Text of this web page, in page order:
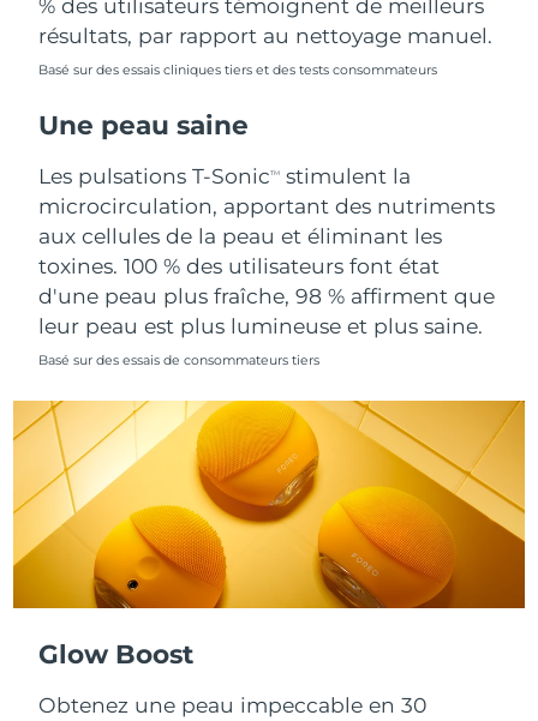
% des utilisateurs témoignent de meilleurs
résultats, par rapport au nettoyage manuel.
Basé sur des essais cliniques tiers et des tests consommateurs
Une peau saine
Les pulsations T-SonicTM
stimulent la
microcirculation, apportant des nutriments
aux cellules de la peau et éliminant les
toxines. 100 % des utilisateurs font état
d'une peau plus fraîche, 98 % affirment que
leur peau est plus lumineuse et plus saine.
Basé sur des essais de consommateurs tiers
Glow Boost
Obtenez une peau impeccable en 30
Singapour Livraison estimée8/11/26
Slovaquie Livraison estimée
Slovénie
Afrique du Sud Livraison estimée
Corée du Sud Livraison estimée
Espagne Livraison estimée8/9/26
Suède Livraison estimée
Suisse Livraison estimée
Taïwan Livraison estimée 8/14/26
Thaïlande Livraison estimée8/13/26
Turquie Livraison estimée8/10/26
Émirats arabes unis
Royaume-Uni Livraison estimée